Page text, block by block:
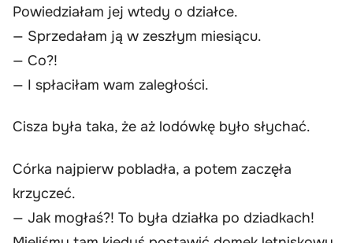
Powiedziałam jej wtedy o działce.
— Sprzedałam ją w zeszłym miesiącu.
— Co?!
— I spłaciłam wam zaległości.
Cisza była taka, że aż lodówkę było słychać.
Córka najpierw pobladła, a potem zaczęła
krzyczeć.
— Jak mogłaś?! To była działka po dziadkach!